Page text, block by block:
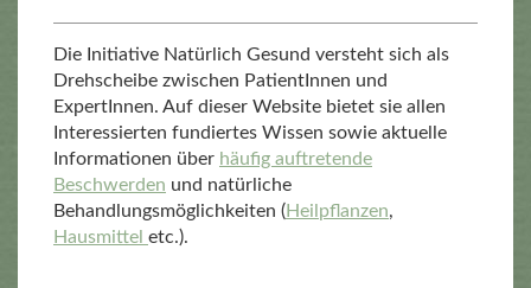
Die Initiative Natürlich Gesund versteht sich als
Drehscheibe zwischen PatientInnen und
ExpertInnen. Auf dieser Website bietet sie allen
Interessierten fundiertes Wissen sowie aktuelle
Informationen über häufig auftretende
Beschwerden und natürliche
Behandlungsmöglichkeiten (Heilpflanzen,
Hausmittel etc.).